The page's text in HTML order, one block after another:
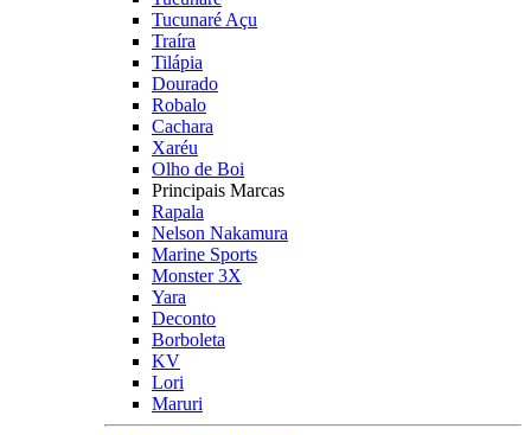
Tucunaré Açu
Traíra
Tilápia
Dourado
Robalo
Cachara
Xaréu
Olho de Boi
Principais Marcas
Rapala
Nelson Nakamura
Marine Sports
Monster 3X
Yara
Deconto
Borboleta
KV
Lori
Maruri